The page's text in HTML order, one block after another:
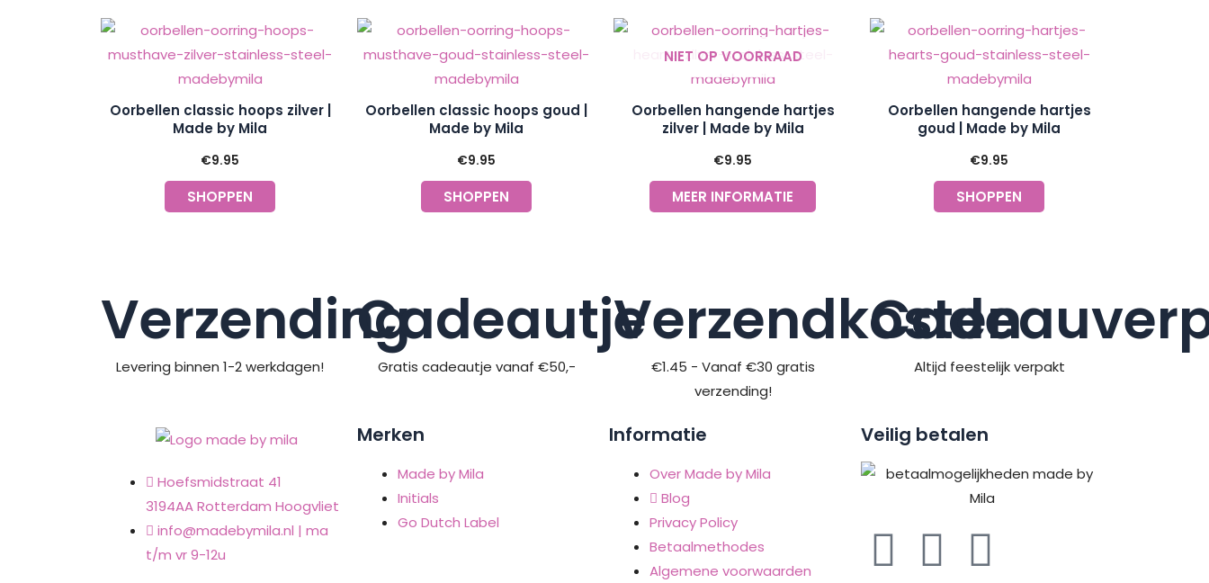
Oorbellen classic hoops zilver |
Made by Mila
€9.95
SHOPPEN
Oorbellen classic hoops goud |
Made by Mila
€9.95
SHOPPEN
NIET OP VOORRAAD
Oorbellen hangende hartjes
zilver | Made by Mila
€9.95
MEER INFORMATIE
Oorbellen hangende hartjes
goud | Made by Mila
€9.95
SHOPPEN
Verzending
Levering binnen 1-2 werkdagen!
Cadeautje
Gratis cadeautje vanaf €50,-
Verzendkosten
€1.45 - Vanaf €30 gratis
verzending!
Altijd feestelijk verpakt
Hoefsmidstraat 41
3194AA Rotterdam Hoogvliet
info@madebymila.nl | ma
t/m vr 9-12u
Merken
Made by Mila
Initials
Go Dutch Label
Informatie
Over Made by Mila
Blog
Privacy Policy
Betaalmethodes
Algemene voorwaarden
Veilig betalen
F P I